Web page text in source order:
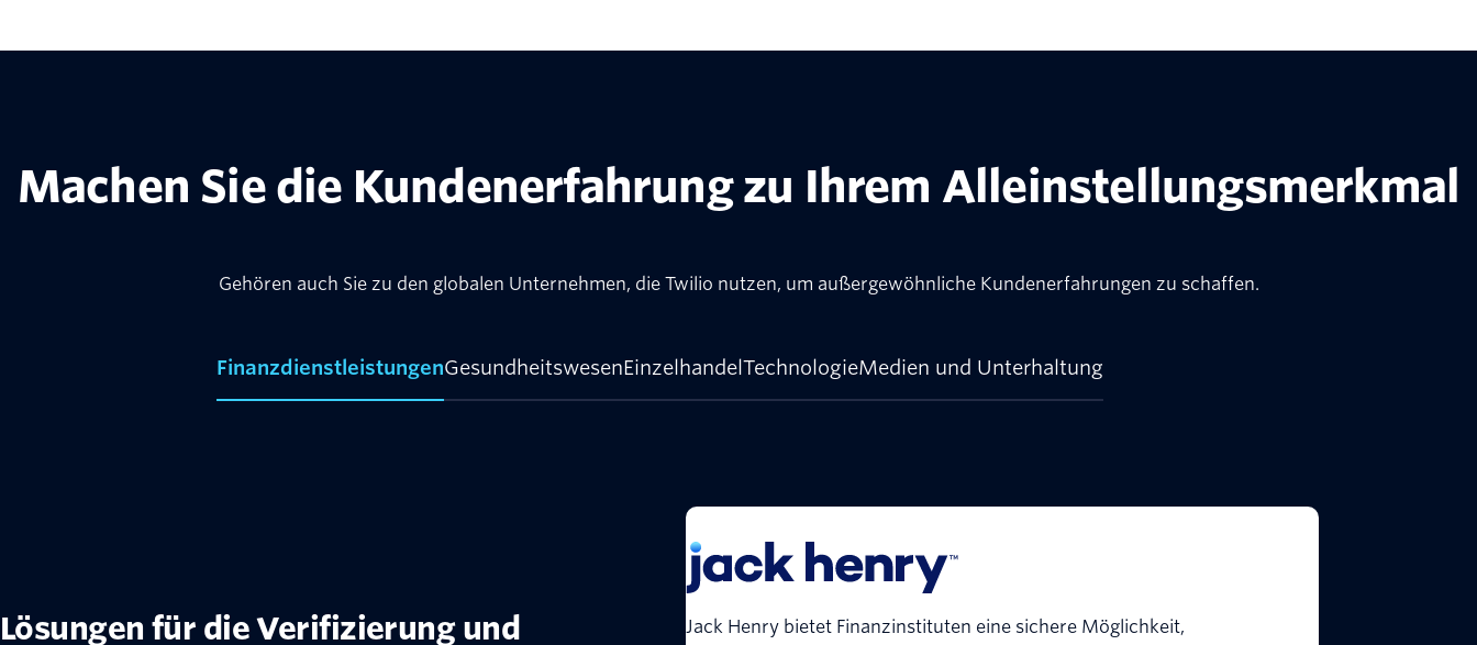
Machen Sie die Kundenerfahrung zu Ihrem Alleinstellungsmerkmal
Gehören auch Sie zu den globalen Unternehmen, die Twilio nutzen, um außergewöhnliche Kundenerfahrungen zu schaffen.
FinanzdienstleistungenGesundheitswesenEinzelhandelTechnologieMedien und Unterhaltung
Lösungen für die Verifizierung und Jack Henry bietet Finanzinstituten eine sichere Möglichkeit,